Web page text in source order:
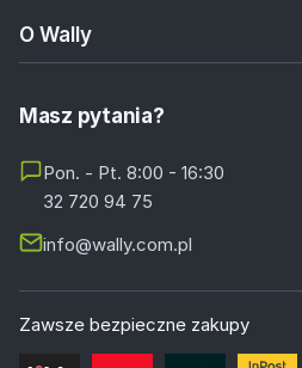
O Wally
Masz pytania?
Pon. - Pt. 8:00 - 16:30
32 720 94 75
info@wally.com.pl
Zawsze bezpieczne zakupy